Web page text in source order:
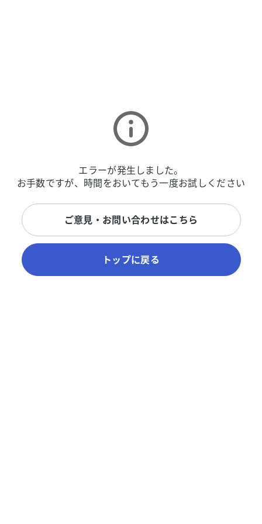
エラーが発生しました。
お手数ですが、時間をおいてもう一度お試しください
ご意見・お問い合わせはこちら
トップに戻る